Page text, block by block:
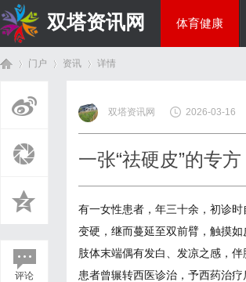
双塔资讯网 体育健康
门户 资讯
›
详情
评论
双塔资讯网 2026-03-16
一张“祛硬皮”的专
有一女性患者，年三十余，初诊
变硬，继而蔓延至双前臂，触摸
肢体末端偶有发白、发凉之感，
患者曾辗转西医诊治，予西药治